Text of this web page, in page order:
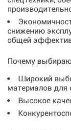
снижению
общей
Почему
Широкий
материалов для
Высокое